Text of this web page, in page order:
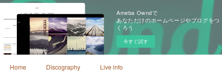
Ameba Owndで
あなただけのホームページやブログをつ
くろう
今すぐ試す
Home Discography Live info